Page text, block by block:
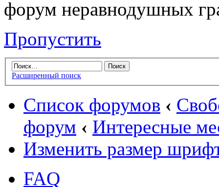
форум неравнодушных
Пропустить
Расширенный поиск
Список форумов ‹
форум ‹ Интересные
Изменить размер
FAQ